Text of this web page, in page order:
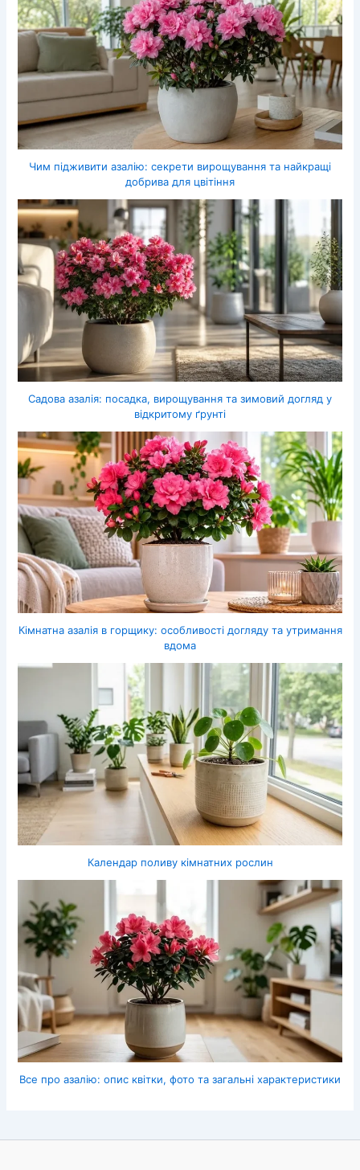
Чим підживити азалію: секрети вирощування та найкращі
добрива для цвітіння
Садова азалія: посадка, вирощування та зимовий догляд у
відкритому ґрунті
Кімнатна азалія в горщику: особливості догляду та утримання
вдома
Календар поливу кімнатних рослин
Все про азалію: опис квітки, фото та загальні характеристики